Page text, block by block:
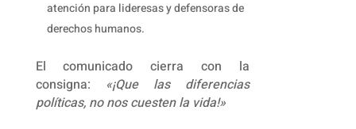
atención para lideresas y defensoras de
derechos humanos.
El comunicado cierra con la
consigna: «¡Que las diferencias
políticas, no nos cuesten la vida!»